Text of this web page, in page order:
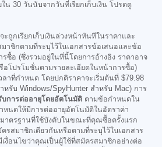
น 30 วันนับจากวันที่เรียกเก็บเงิน โปรดดู
ถูกเรียกเก็บเงินล่วงหน้าทันทีในราคาและ
มาชิกตามที่ระบุไว้ในเอกสารข้อเสนอและข้อ
ซื้อ (ซึ่งรวมอยู่ในที่นี้โดยการอ้างอิง ราคาอาจ
อโปรโมชั่นตามรายละเอียดในหน้าการซื้อ)
ลาที่กำหนด โดยปกติราคาจะเริ่มต้นที่ $79.98
หรับ Windows/SpyHunter สำหรับ Mac) การ
บการต่ออายุโดยอัตโนมัติ ตามข้อกำหนดใน
หนดให้มีการต่ออายุอัตโนมัติในอัตราค่า
าตรฐานที่ใช้บังคับในขณะที่คุณซื้อครั้งแรก
รสมาชิกเดียวกันหรือตามที่ระบุไว้ในเอกสาร
งื่อนไขว่าคุณเป็นผู้ใช้ที่สมัครสมาชิกอย่างต่อ